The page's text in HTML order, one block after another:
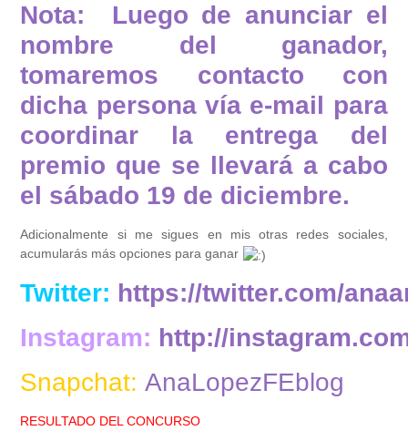
Nota: Luego de anunciar el
nombre del ganador,
tomaremos contacto con
dicha persona vía e-mail para
coordinar la entrega del
premio que se llevará a cabo
el sábado 19 de diciembre.
Adicionalmente si me sigues en mis otras redes sociales,
acumularás más opciones para ganar
Twitter: https://twitter.com/
Instagram: http://
Snapchat: AnaLopezFEblog
RESULTADO DEL CONCURSO